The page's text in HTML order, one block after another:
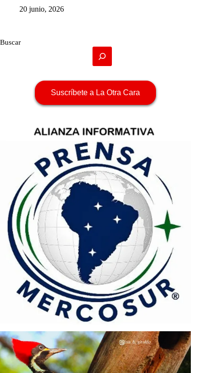
20 junio, 2026
Buscar
Suscríbete a La Otra Cara